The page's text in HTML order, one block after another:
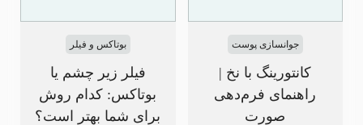
جوانسازی پوست
کانتورینگ با نخ |
راهنمای فرم‌دهی
صورت
بوتاکس و فیلر
فیلر زیر چشم یا
بوتاکس: کدام روش
برای شما بهتر است؟